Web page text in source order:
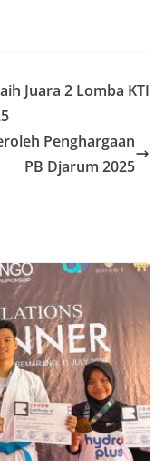
Juara 2 Lomba KTI
Penghargaan
PB Djarum 2025